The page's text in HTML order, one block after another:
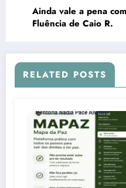
Ainda vale a pena
Fluência de Caio R.
RELATED POSTS